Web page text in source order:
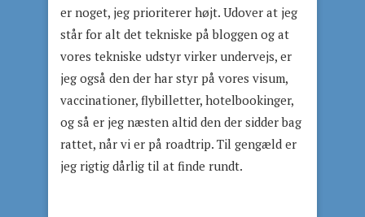
er noget, jeg prioriterer højt. Udover at jeg
står for alt det tekniske på bloggen og at
vores tekniske udstyr virker undervejs, er
jeg også den der har styr på vores visum,
vaccinationer, flybilletter, hotelbookinger,
og så er jeg næsten altid den der sidder bag
rattet, når vi er på roadtrip. Til gengæld er
jeg rigtig dårlig til at finde rundt.